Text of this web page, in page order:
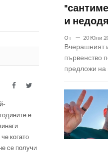
FacebookTwitter
е
когато
се получи
и
От 20 Юли
Вчерашният
първенство
предложи на